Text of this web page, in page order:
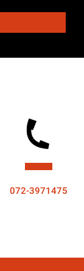
072-3971475